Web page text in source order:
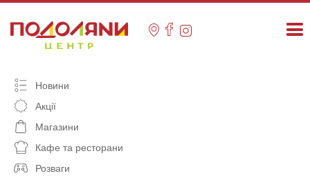
content
Новини
Акції
Магазини
Кафе та ресторани
Розваги